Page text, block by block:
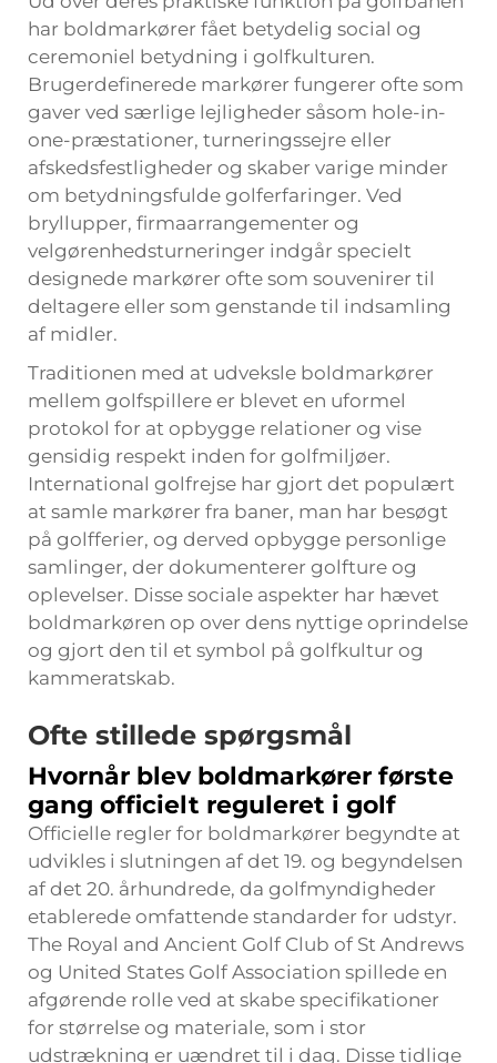
har boldmarkører fået betydelig social og
ceremoniel betydning i golfkulturen.
Brugerdefinerede markører fungerer ofte som
gaver ved særlige lejligheder såsom hole-in-
one-præstationer, turneringssejre eller
afskedsfestligheder og skaber varige minder
om betydningsfulde golferfaringer. Ved
bryllupper, firmaarrangementer og
velgørenhedsturneringer indgår specielt
designede markører ofte som souvenirer til
deltagere eller som genstande til indsamling
af midler.
Traditionen med at udveksle boldmarkører
mellem golfspillere er blevet en uformel
protokol for at opbygge relationer og vise
gensidig respekt inden for golfmiljøer.
International golfrejse har gjort det populært
at samle markører fra baner, man har besøgt
på golfferier, og derved opbygge personlige
samlinger, der dokumenterer golfture og
oplevelser. Disse sociale aspekter har hævet
boldmarkøren op over dens nyttige oprindelse
og gjort den til et symbol på golfkultur og
kammeratskab.
Ofte stillede spørgsmål
Hvornår blev boldmarkører første
gang officielt reguleret i golf
Officielle regler for boldmarkører begyndte at
udvikles i slutningen af det 19. og begyndelsen
af det 20. århundrede, da golfmyndigheder
etablerede omfattende standarder for udstyr.
The Royal and Ancient Golf Club of St Andrews
og United States Golf Association spillede en
afgørende rolle ved at skabe specifikationer
for størrelse og materiale, som i stor
udstrækning er uændret til i dag. Disse tidlige